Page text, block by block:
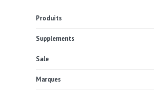
Produits
Supplements
Sale
Marques